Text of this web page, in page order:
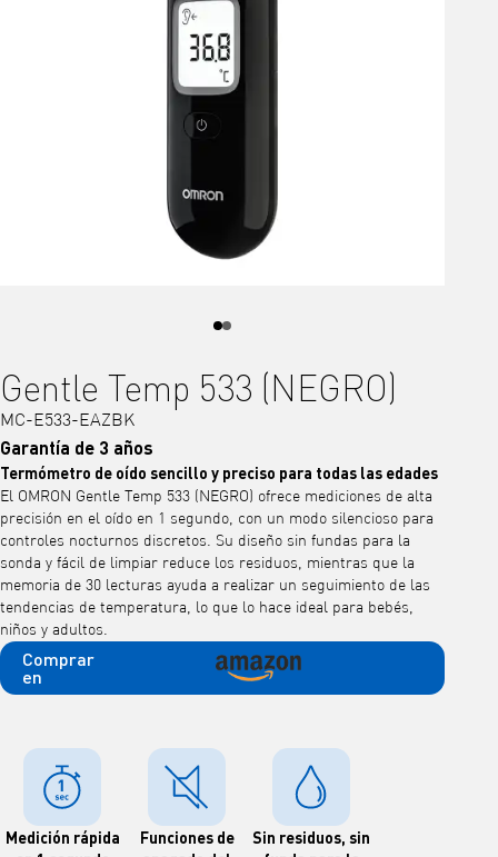
Gentle Temp 533 (NEGRO)
MC-E533-EAZBK
Garantía de 3 años
Termómetro de oído sencillo y preciso para todas las edades
El OMRON Gentle Temp 533 (NEGRO) ofrece mediciones de alta
precisión en el oído en 1 segundo, con un modo silencioso para
controles nocturnos discretos. Su diseño sin fundas para la
sonda y fácil de limpiar reduce los residuos, mientras que la
memoria de 30 lecturas ayuda a realizar un seguimiento de las
tendencias de temperatura, lo que lo hace ideal para bebés,
niños y adultos.
Comprar
en
Medición rápida
Funciones de
Sin residuos, sin